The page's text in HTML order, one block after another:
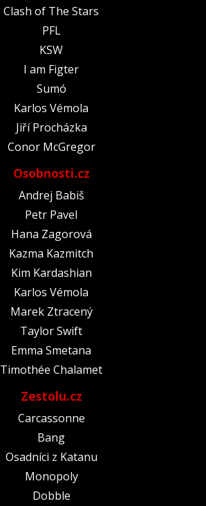
Clash of The Stars
PFL
KSW
I am Figter
Sumó
Karlos Vémola
Jiří Procházka
Conor McGregor
Osobnosti.cz
Andrej Babiš
Petr Pavel
Hana Zagorová
Kazma Kazmitch
Kim Kardashian
Karlos Vémola
Marek Ztracený
Taylor Swift
Emma Smetana
Timothée Chalamet
Zestolu.cz
Carcassonne
Bang
Osadníci z Katanu
Monopoly
Dobble